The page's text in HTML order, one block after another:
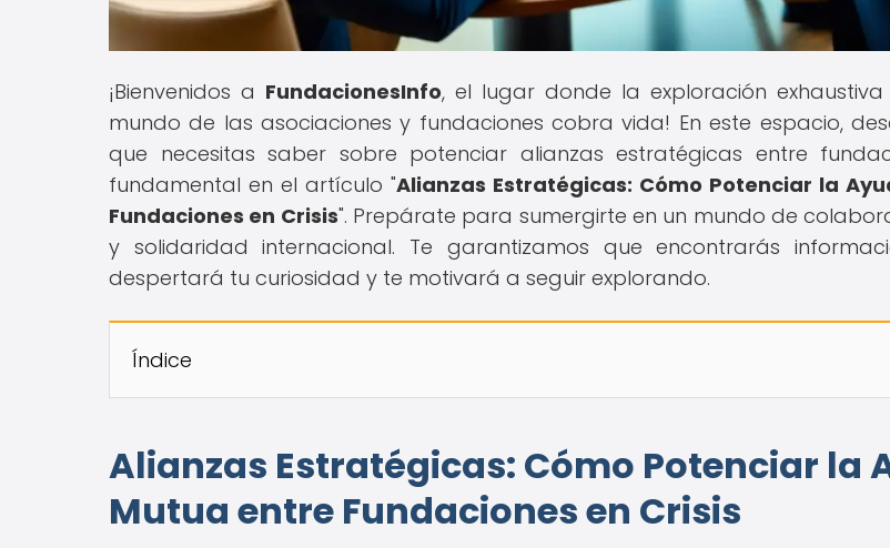
¡Bienvenidos a FundacionesInfo, el lugar donde la exploración
mundo de las asociaciones y fundaciones cobra vida! En este espacio,
que necesitas saber sobre potenciar alianzas estratégicas entre
fundamental en el artículo "Alianzas Estratégicas: Cómo Potenciar la
Fundaciones en Crisis". Prepárate para sumergirte en un mundo de
y solidaridad internacional. Te garantizamos que encontrarás
despertará tu curiosidad y te motivará a seguir explorando.
Índice
Alianzas Estratégicas: Cómo Potenciar la
Mutua entre Fundaciones en Crisis